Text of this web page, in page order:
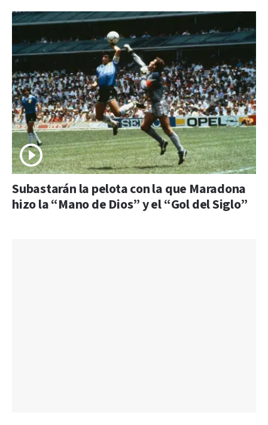
Subastarán la pelota con la que Maradona
hizo la “Mano de Dios” y el “Gol del Siglo”